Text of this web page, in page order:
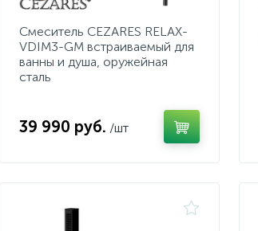
Смеситель CEZARES RELAX-
VDIM3-GM встраиваемый для
ванны и душа, оружейная
сталь
39 990 руб. /шт